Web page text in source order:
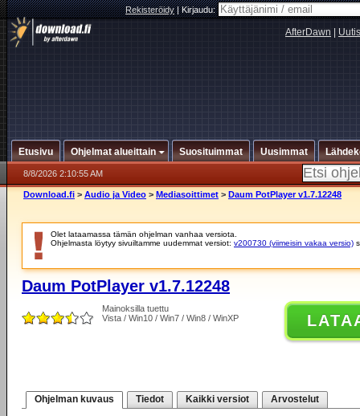
Rekisteröidy|Kirjaudu:
AfterDawn
Etusivu Ohjelmat alueittain Suosituimmat Uusimmat
8/8/2026 2:10:55 AM
Download.fi > Audio ja Video > Mediasoittimet > Daum PotPlayer v1.7.12248
Olet lataamassa tämän ohjelman vanhaa versiota.
Ohjelmasta löytyy sivuiltamme uudemmat versiot: v200730 (viimeisin vakaa versio)
Daum PotPlayer v1.7.12248
Mainoksilla tuettu
Vista / Win10 / Win7 / Win8 / WinXP
Ohjelman kuvaus Tiedot Kaikki versiot Arvostelut